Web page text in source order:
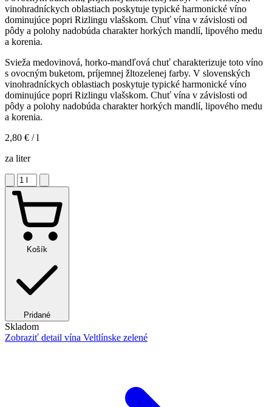
vinohradníckych oblastiach poskytuje typické harmonické víno
dominujúce popri Rizlingu vlašskom. Chuť vína v závislosti od
pôdy a polohy nadobúda charakter horkých mandlí, lipového medu
a korenia.
Svieža medovinová, horko-mandľová chuť charakterizuje toto víno
s ovocným buketom, príjemnej žltozelenej farby. V slovenských
vinohradníckych oblastiach poskytuje typické harmonické víno
dominujúce popri Rizlingu vlašskom. Chuť vína v závislosti od
pôdy a polohy nadobúda charakter horkých mandlí, lipového medu
a korenia.
2,80 € / l
za liter
Košík
Pridané
Skladom
Zobraziť detail vína Veltlínske zelené